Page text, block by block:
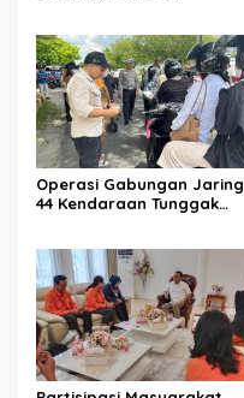
Operasi Gabungan Jaring
44 Kendaraan Tunggak